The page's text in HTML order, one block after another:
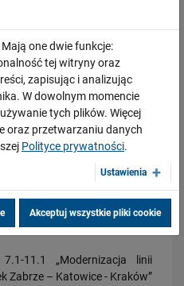
nr 3wynosi295 634 300,00
PLN brutto), a wykonawcą
nieograniczonym będzie
Infrastruktury Sp. z o.o.
Mechaniczno – Torowe
11.1 „Modernizacja linii
Zabrze – Katowice - Kraków”
one dwie funkcje:
tej witryny oraz
zapisując i analizując
W dowolnym momencie
tych plików. Więcej
oraz przetwarzaniu danych
Polityce prywatności.
Ustawienia
Akceptuj wszystkie pliki cookie